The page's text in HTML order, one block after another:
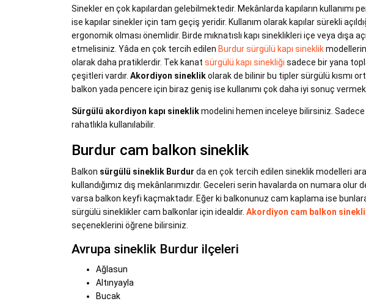
Sinekler en çok kapılardan gelebilmektedir. Mekânlarda kapıların kullanımı
ise kapılar sinekler için tam geçiş yeridir. Kullanım olarak kapılar sürekli
ergonomik olması önemlidir. Birde mıknatıslı kapı sineklikleri içe veya dışa
etmelisiniz. Yâda en çok tercih edilen Burdur sürgülü kapı sineklik
olarak daha pratiklerdir. Tek kanat sürgülü kapı sinekliği sadece bir yana
çeşitleri vardır. Akordiyon sineklikolarak de bilinir bu tipler sürgülü kısmı
balkon yada pencere için biraz geniş ise kullanımı çok daha iyi sonuç
Sürgülü akordiyon kapı sineklikmodelini hemen inceleye bilirsiniz.
rahatlıkla kullanılabilir.
Burdur cam balkon sineklik
Balkon sürgülü sineklik Burdur da en çok tercih edilen sineklik modelleri
kullandığımız dış mekânlarımızdır. Geceleri serin havalarda on numara
varsa balkon keyfi kaçmaktadır. Eğer ki balkonunuz cam kaplama ise
sürgülü sineklikler cam balkonlar için idealdir. Akordiyon cam balkon
seçeneklerini öğrene bilirsiniz.
Avrupa sineklik Burdur ilçeleri
Ağlasun
Altınyayla
Bucak